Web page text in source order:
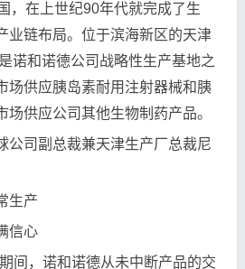
，在上世纪90年代就完成了生
业链布局。位于滨海新区的天津
诺和诺德公司战略性生产基地之
场供应胰岛素耐用注射器械和胰
场供应公司其他生物制药产品。
司副总裁兼天津生产厂总裁尼
生产
信心
，诺和诺德从未中断产品的交